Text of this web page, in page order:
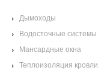
Дымоходы
Водосточные системы
Мансардные окна
Теплоизоляция кровли